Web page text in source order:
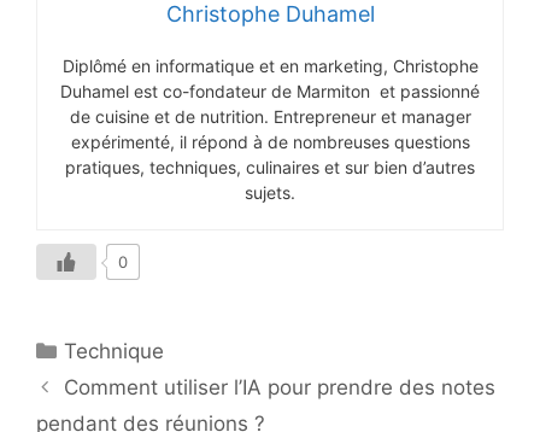
Christophe Duhamel
Diplômé en informatique et en marketing, Christophe
Duhamel est co-fondateur de Marmiton et passionné
de cuisine et de nutrition. Entrepreneur et manager
expérimenté, il répond à de nombreuses questions
pratiques, techniques, culinaires et sur bien d’autres
sujets.
0
Catégories
Technique
Comment utiliser l’IA pour prendre des notes
pendant des réunions ?